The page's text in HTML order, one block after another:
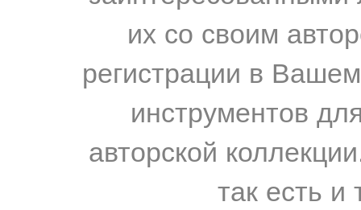
их со своим
регистрации в
инструментов
авторской
так есть и